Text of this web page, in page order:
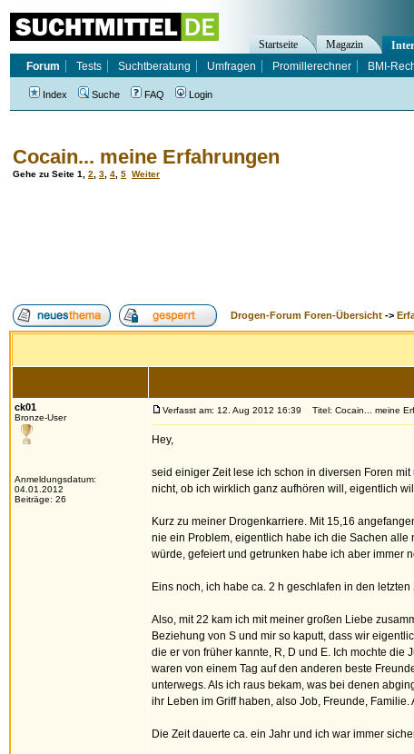
Cocain... meine Erfahrungen
Gehe zu Seite 1 2 3 4 5 Weiter
Drogen-Forum Foren-Übersicht ->
ck01
Bronze-User
Anmeldungsdatum:
04.01.2012
Beiträge: 26
Verfasst am: 12. Aug 2012 16:39 Titel: Cocain... meine
Hey,
seid einiger Zeit lese ich schon in diversen Foren
nicht, ob ich wirklich ganz aufhören will, eigentlich
Kurz zu meiner Drogenkarriere. Mit 15,16
nie ein Problem, eigentlich habe ich die Sachen
würde, gefeiert und getrunken habe ich aber immer
Eins noch, ich habe ca. 2 h geschlafen in den
Also, mit 22 kam ich mit meiner großen Liebe
Beziehung von S und mir so kaputt, dass wir
die er von früher kannte, R, D und E. Ich mochte die
waren von einem Tag auf den anderen beste
unterwegs. Als ich raus bekam, was bei denen
ihr Leben im Griff haben, also Job, Freunde,
Die Zeit dauerte ca. ein Jahr und ich war immer
Startseite Magazin
Forum
Tests Suchtberatung Umfragen Promillerechner BMI-
Index Suche FAQ Login